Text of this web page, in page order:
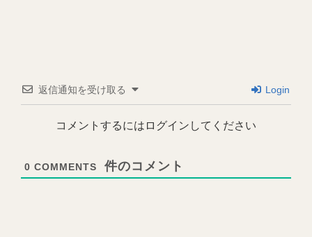
返信通知を受け取る Login
コメントするにはログインしてください
0 COMMENTS